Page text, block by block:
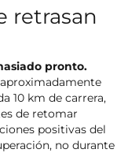
retrasan
pronto.
aproximadamente
10 km de carrera,
de retomar
positivas del
no durante